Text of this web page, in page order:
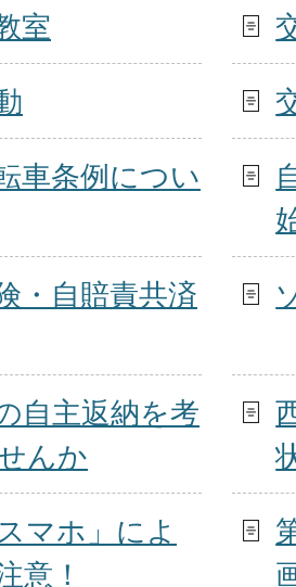
室
車条例につい
・自賠責共済
自主返納を考
んか
マホ」によ
意！